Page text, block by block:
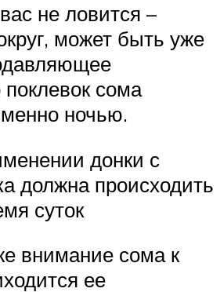
не ловится –
может быть уже
сома
ночью.
донки с
должна происходить
суток
внимание сома к
ее